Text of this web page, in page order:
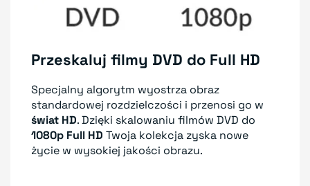
Przeskaluj filmy DVD do Full HD
Specjalny algorytm wyostrza obraz
standardowej rozdzielczości i przenosi go w
świat HD. Dzięki skalowaniu filmów DVD do
1080p Full HD Twoja kolekcja zyska nowe
życie w wysokiej jakości obrazu.